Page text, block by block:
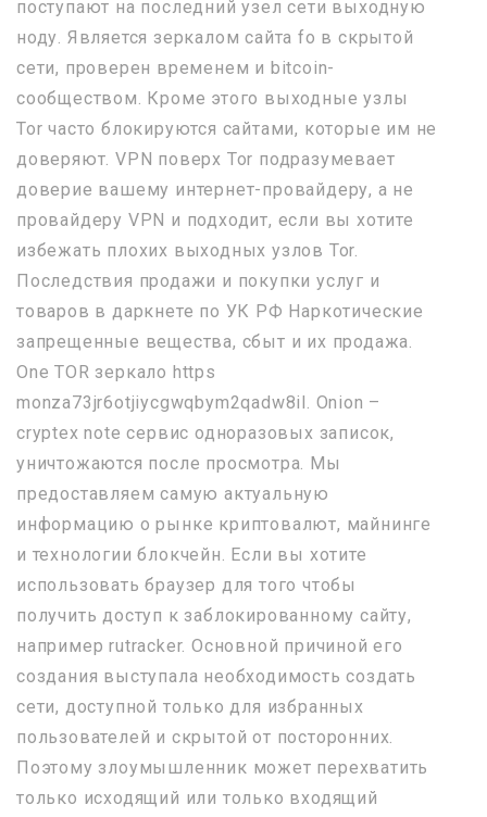
поступают на последний узел сети выходную
ноду. Является зеркалом сайта fo в скрытой
сети, проверен временем и bitcoin-
сообществом. Кроме этого выходные узлы
Tor часто блокируются сайтами, которые им не
доверяют. VPN поверх Tor подразумевает
доверие вашему интернет-провайдеру, а не
провайдеру VPN и подходит, если вы хотите
избежать плохих выходных узлов Tor.
Последствия продажи и покупки услуг и
товаров в даркнете по УК РФ Наркотические
запрещенные вещества, сбыт и их продажа.
One TOR зеркало https
monza73jr6otjiycgwqbym2qadw8il. Onion –
cryptex note сервис одноразовых записок,
уничтожаются после просмотра. Мы
предоставляем самую актуальную
информацию о рынке криптовалют, майнинге
и технологии блокчейн. Если вы хотите
использовать браузер для того чтобы
получить доступ к заблокированному сайту,
например rutracker. Основной причиной его
создания выступала необходимость создать
сети, доступной только для избранных
пользователей и скрытой от посторонних.
Поэтому злоумышленник может перехватить
только исходящий или только входящий